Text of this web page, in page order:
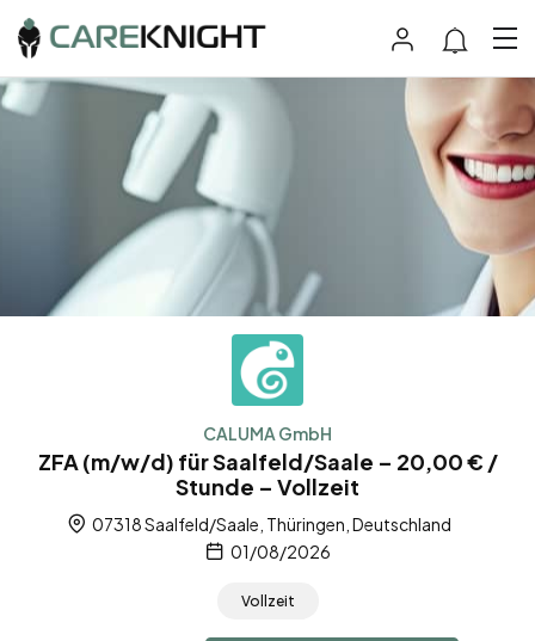
CALUMA GmbH
ZFA (m/w/d) für Saalfeld/Saale – 20,00 € /
Stunde – Vollzeit
07318 Saalfeld/Saale, Thüringen, Deutschland
01/08/2026
Vollzeit